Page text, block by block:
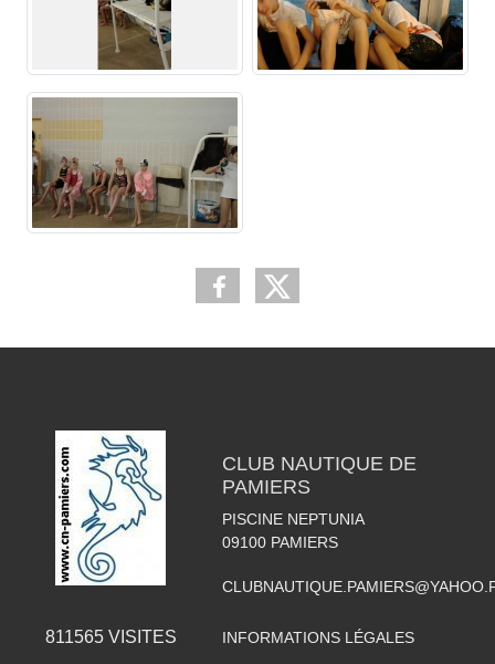
811565VISITES
CLUB NAUTIQUE DE
PAMIERS
PISCINE NEPTUNIA
09100 PAMIERS
INFORMATIONS LÉGALES